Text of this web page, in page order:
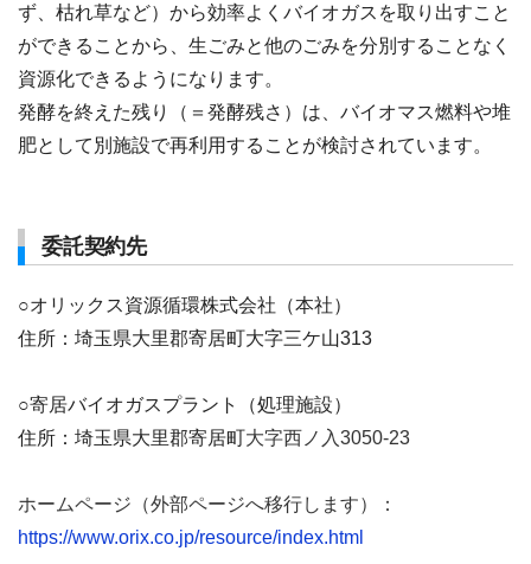
ず、枯れ草など）から効率よくバイオガスを取り出すこと
ができることから、生ごみと他のごみを分別することなく
資源化できるようになります。
発酵を終えた残り（＝発酵残さ）は、バイオマス燃料や堆
肥として別施設で再利用することが検討されています。
委託契約先
○オリックス資源循環株式会社（本社）
住所：埼玉県大里郡寄居町大字三ケ山313
○寄居バイオガスプラント（処理施設）
住所：埼玉県大里郡寄居町大字西ノ入3050-23
ホームページ（外部ページへ移行します）：
https://www.orix.co.jp/resource/index.html